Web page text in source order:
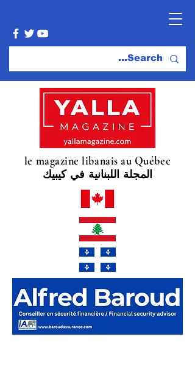
le magazine libanais au Québec
المجلة اللبنانية في كيبيك